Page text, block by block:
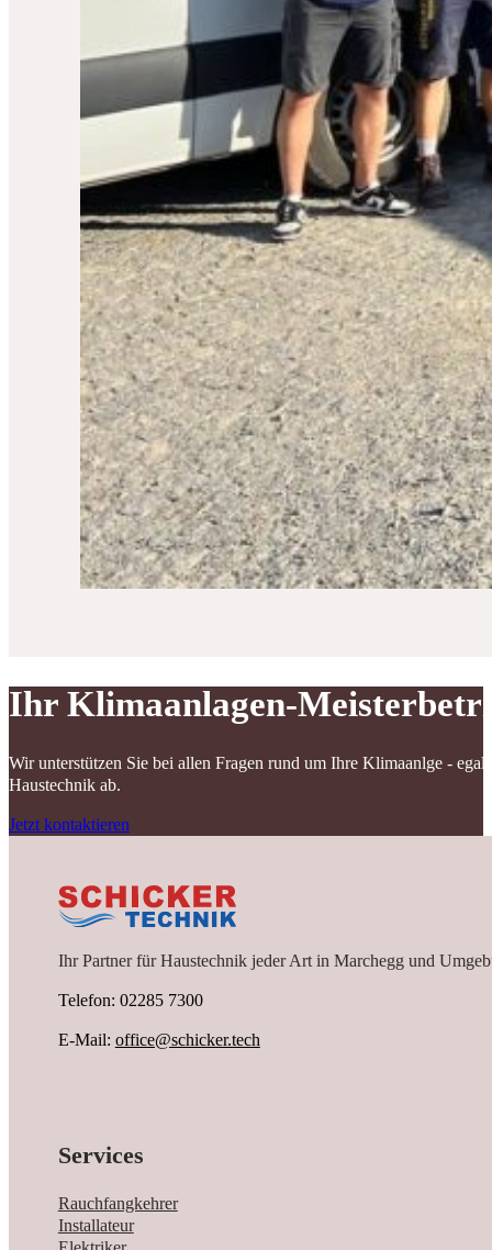
Ihr Klimaanlagen-
Wir unterstützen Sie bei allen Fragen rund um Ihre Klimaanlge -
Haustechnik ab.
Jetzt kontaktieren
Ihr Partner für Haustechnik jeder Art in Marchegg und
Telefon: 02285 7300
E-Mail: office@schicker.tech
Services
Rauchfangkehrer
Installateur